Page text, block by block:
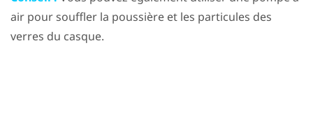
air pour souffler la poussière et les particules des
verres du casque.